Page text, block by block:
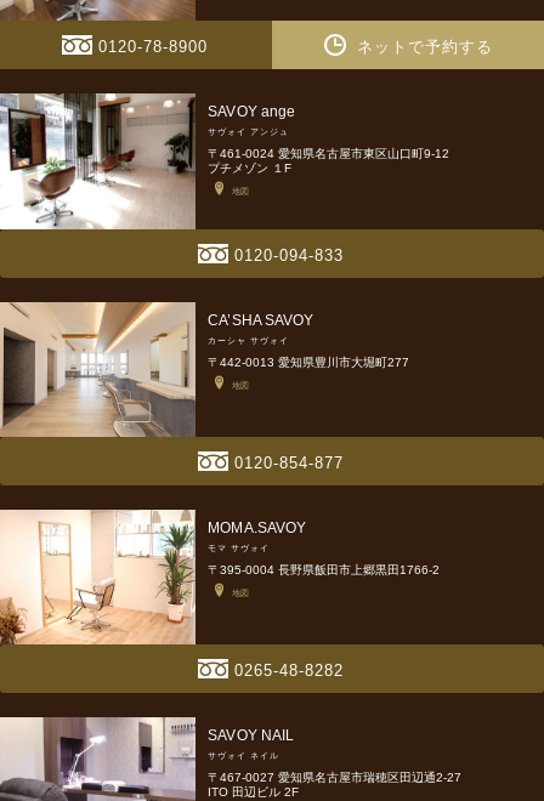
0120-78-8900 ネットで予約する
SAVOY ange
サヴォイ アンジュ
〒461-0024 愛知県名古屋市東区山口町9-12
プチメゾン １F
地図
0120-094-833
CA’SHA SAVOY
カーシャ サヴォイ
〒442-0013 愛知県豊川市大堀町277
地図
0120-854-877
MOMA.SAVOY
モマ サヴォイ
〒395-0004 長野県飯田市上郷黒田1766-2
地図
0265-48-8282
SAVOY NAIL
サヴォイ ネイル
〒467-0027 愛知県名古屋市瑞穂区田辺通2-27
ITO 田辺ビル 2F